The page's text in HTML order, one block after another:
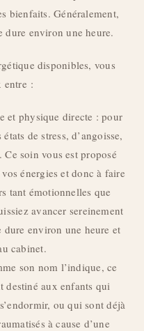
bienfaits. Généralement,
dure environ une heure.
disponibles, vous
entre :
et physique directe : pour
de stress, d’angoisse,
soin vous est proposé
énergies et donc à faire
tant émotionnelles que
avancer sereinement
dure environ une heure et
cabinet.
son nom l’indique, ce
destiné aux enfants qui
ou qui sont déjà
à cause d’une